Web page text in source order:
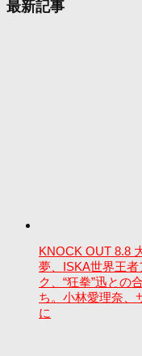
最新記事
KNOCK OUT 8.8
夢、ISKA世界王
ク、“狂拳”迅との
ち。小林愛理奈、
に